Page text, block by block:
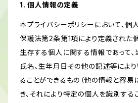
1. 個人情報の定義
本プライバシーポリシーにおいて、個
保護法第2条第1項により定義された個
生存する個人に関する情報であって
氏名、生年月日その他の記述等によ
ることができるもの（他の情報と容易
き、それにより特定の個人を識別する